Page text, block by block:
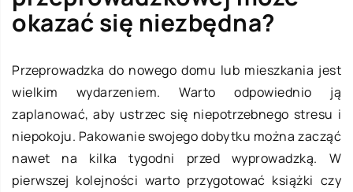
okazać się niezbędna?
Przeprowadzka do nowego domu lub mieszkania jest
wielkim wydarzeniem. Warto odpowiednio ją
zaplanować, aby ustrzec się niepotrzebnego stresu i
niepokoju. Pakowanie swojego dobytku można zacząć
nawet na kilka tygodni przed wyprowadzką. W
pierwszej kolejności warto przygotować książki czy